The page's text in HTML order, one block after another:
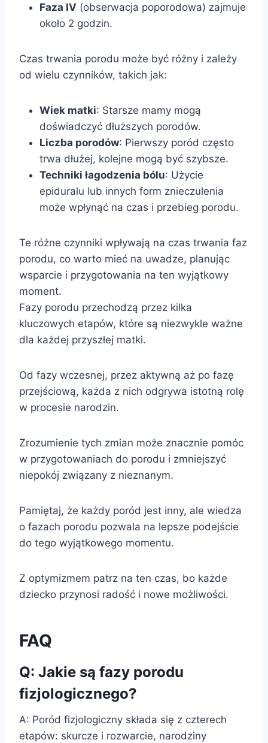
Faza IV (obserwacja poporodowa) zajmuje
około 2 godzin.
Czas trwania porodu może być różny i zależy
od wielu czynników, takich jak:
Wiek matki: Starsze mamy mogą
doświadczyć dłuższych porodów.
Liczba porodów: Pierwszy poród często
trwa dłużej, kolejne mogą być szybsze.
Techniki łagodzenia bólu: Użycie
epiduralu lub innych form znieczulenia
może wpłynąć na czas i przebieg porodu.
Te różne czynniki wpływają na czas trwania faz
porodu, co warto mieć na uwadze, planując
wsparcie i przygotowania na ten wyjątkowy
moment.
Fazy porodu przechodzą przez kilka
kluczowych etapów, które są niezwykle ważne
dla każdej przyszłej matki.
Od fazy wczesnej, przez aktywną aż po fazę
przejściową, każda z nich odgrywa istotną rolę
w procesie narodzin.
Zrozumienie tych zmian może znacznie pomóc
w przygotowaniach do porodu i zmniejszyć
niepokój związany z nieznanym.
Pamiętaj, że każdy poród jest inny, ale wiedza
o fazach porodu pozwala na lepsze podejście
do tego wyjątkowego momentu.
Z optymizmem patrz na ten czas, bo każde
dziecko przynosi radość i nowe możliwości.
FAQ
Q: Jakie są fazy porodu
fizjologicznego?
A: Poród fizjologiczny składa się z czterech
etapów: skurcze i rozwarcie, narodziny